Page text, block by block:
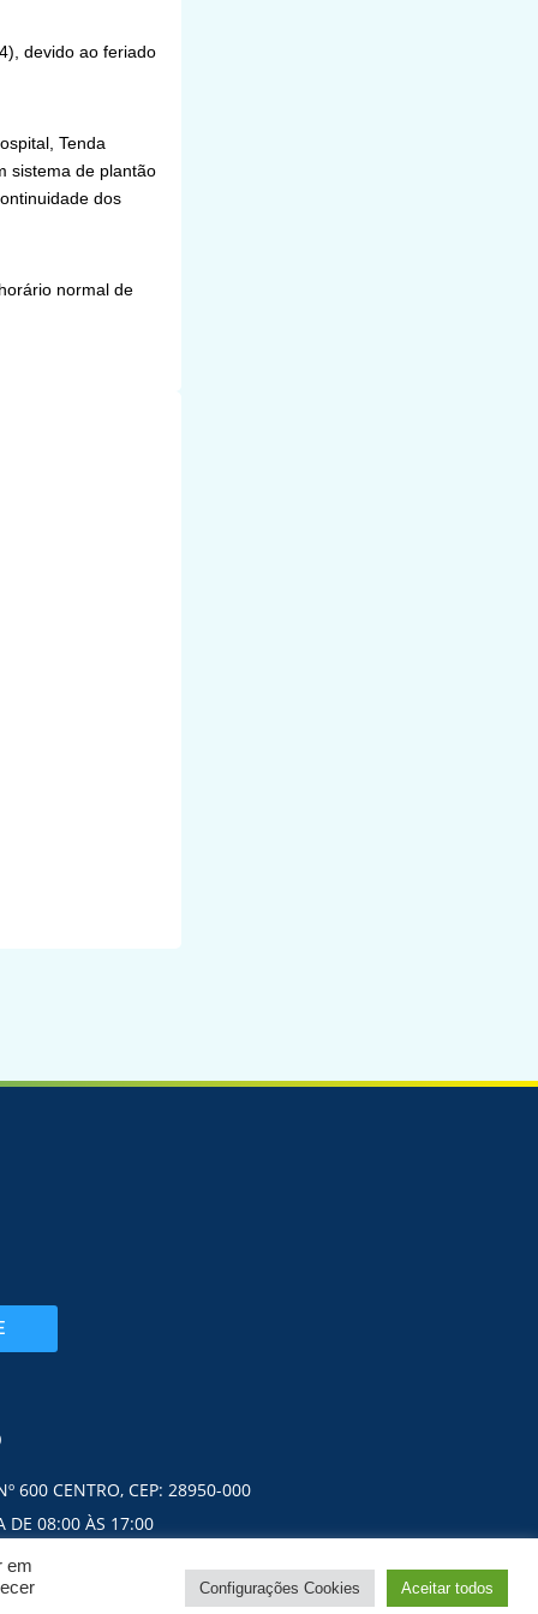
devido ao feriado
Tenda
sistema de plantão
dos
normal de
600 CENTRO, CEP: 28950-000
DE 08:00 ÀS 17:00
em
Configurações Cookies Aceitar todos